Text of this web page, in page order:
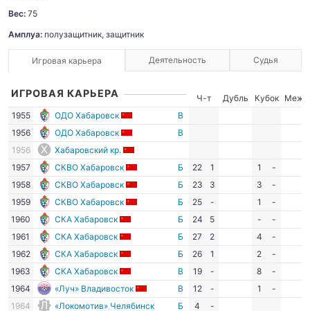
Вес: 75
Амплуа: полузащитник, защитник
Игровая карьера Деятельность Судья
ИГРОВАЯ КАРЬЕРА Ч-т Дубль Кубок
Межд.
1955
ОДО Хабаровск
В
1956
ОДО Хабаровск
В
1956
Хабаровский кр.
1957
СКВО Хабаровск Б 22 1 1
-
1958
СКВО Хабаровск Б 23 3 3
-
1959
СКВО Хабаровск Б 25 - 1
-
1960
СКА Хабаровск Б 24 5 -
-
1961
СКА Хабаровск Б 27 2 4
-
1962
СКА Хабаровск Б 26 1 2
-
1963
СКА Хабаровск В 19 - 8
-
1964
«Луч» Владивосток В 12 - 1
-
1964
«Локомотив» Челябинск Б 4 -